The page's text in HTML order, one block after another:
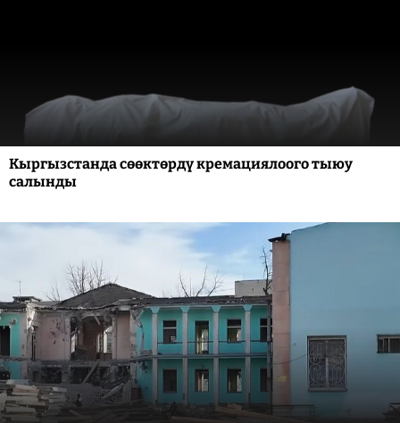
Кыргызстанда сөөктөрдү кремациялоого тыюу
салынды